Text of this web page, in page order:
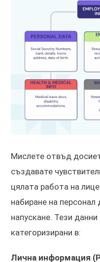
Мислете отвъд
създавате
цялата работа на
набиране на
напускане. Тези
категоризирани в:
Лична информация